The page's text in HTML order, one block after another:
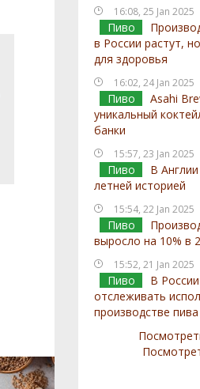
16:08, 25 Jan 2025
Пиво
в России растут,
для здоровья
16:02, 24 Jan 2025
Пиво
Asahi
уникальный
банки
15:57, 23 Jan 2025
Пиво
В
летней историей
15:54, 22 Jan 2025
Пиво
выросло на 10% в
15:52, 21 Jan 2025
Пиво
В
отслеживать
производстве пива